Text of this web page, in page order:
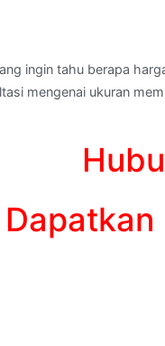
ingin tahu berapa
mengenai ukuran
Dapatkan